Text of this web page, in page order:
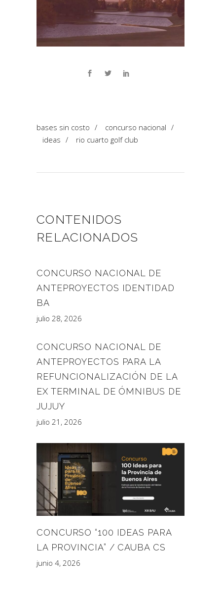
bases sin costo / concurso nacional /
ideas / rio cuarto golf club
CONTENIDOS
RELACIONADOS
CONCURSO NACIONAL DE
ANTEPROYECTOS IDENTIDAD
BA
julio 28, 2026
CONCURSO NACIONAL DE
ANTEPROYECTOS PARA LA
REFUNCIONALIZACIÓN DE LA
EX TERMINAL DE ÓMNIBUS DE
JUJUY
julio 21, 2026
CONCURSO “100 IDEAS PARA
LA PROVINCIA” / CAUBA CS
junio 4, 2026